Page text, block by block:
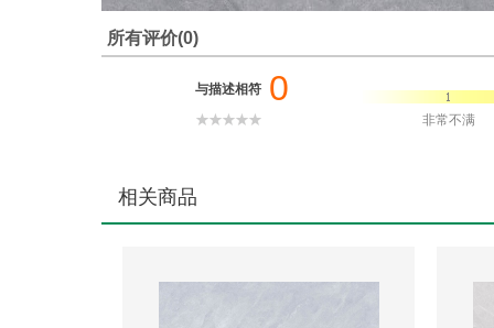
所有评价(0)
与描述相符 0
非常不满
相关商品